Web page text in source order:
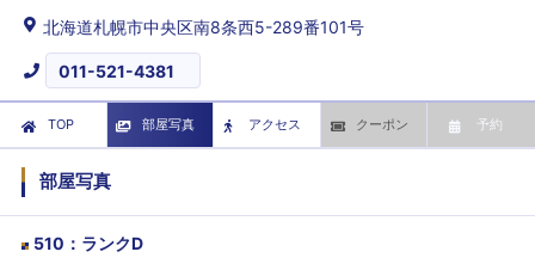
北海道札幌市中央区南8条西5-289番101号
011-521-4381
TOP 部屋写真 アクセス クーポン 予約
部屋写真
510 ： ランクD